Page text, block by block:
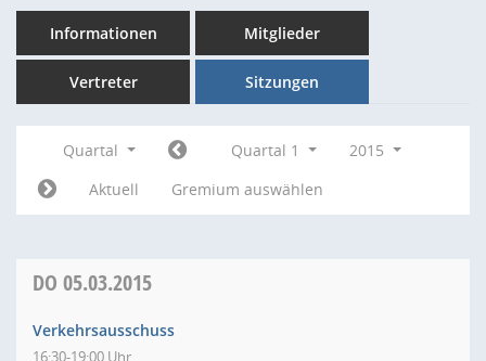
Informationen Mitglieder
Vertreter Sitzungen
Quartal Quartal 1
2015
Aktuell
Gremium auswählen
DO 05.03.2015
Verkehrsausschuss
16:30-19:00 Uhr